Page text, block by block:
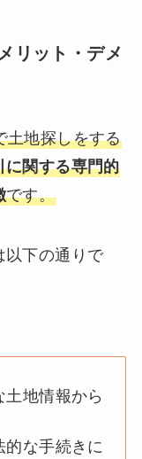
リット・デメ
土地探しをする
に関する専門的
です。
以下の通りで
土地情報から
的な手続きに